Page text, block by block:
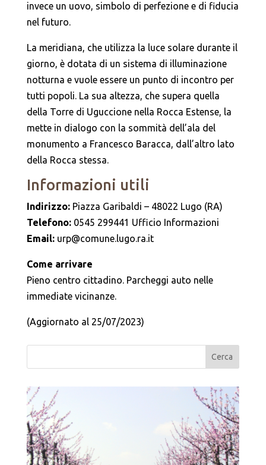
invece un uovo, simbolo di perfezione e di fiducia
nel futuro.
La meridiana, che utilizza la luce solare durante il
giorno, è dotata di un sistema di illuminazione
notturna e vuole essere un punto di incontro per
tutti popoli. La sua altezza, che supera quella
della Torre di Uguccione nella Rocca Estense, la
mette in dialogo con la sommità dell’ala del
monumento a Francesco Baracca, dall’altro lato
della Rocca stessa.
Informazioni utili
Indirizzo: Piazza Garibaldi – 48022 Lugo (RA)
Telefono: 0545 299441 Ufficio Informazioni
Email: urp@comune.lugo.ra.it
Come arrivare
Pieno centro cittadino. Parcheggi auto nelle
immediate vicinanze.
(Aggiornato al 25/07/2023)